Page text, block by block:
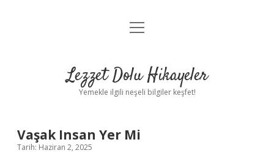
Anasayfa
Yasal Uyarı
menüyü
Lezzet Dolu Hikayeler
Yemekle ilgili neşeli bilgiler keşfet!
Vaşak Insan Yer Mi
Tarih: Haziran 2, 2025